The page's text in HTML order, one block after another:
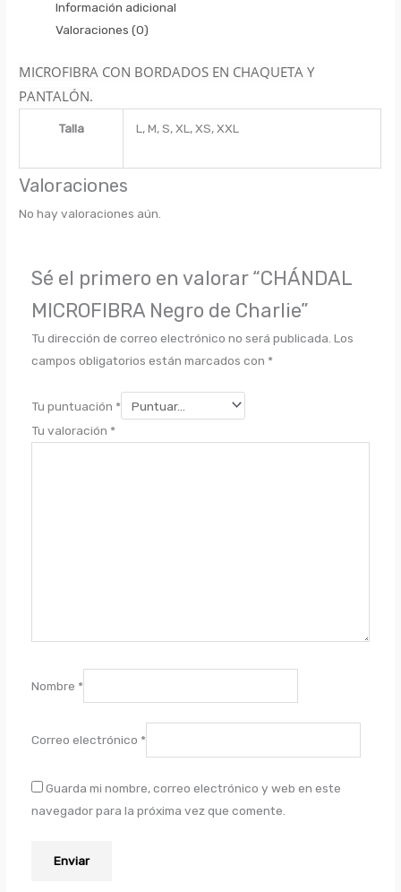
Información adicional
Valoraciones (0)
MICROFIBRA CON BORDADOS EN CHAQUETA Y
PANTALÓN.
Talla L, M, S, XL, XS, XXL
Valoraciones
No hay valoraciones aún.
Sé el primero en valorar “CHÁNDAL
MICROFIBRA Negro de Charlie”
Tu dirección de correo electrónico no será publicada. Los
campos obligatorios están marcados con *
Tu puntuación *
Tu valoración *
Nombre *
Correo electrónico *
Guarda mi nombre, correo electrónico y web en este
navegador para la próxima vez que comente.